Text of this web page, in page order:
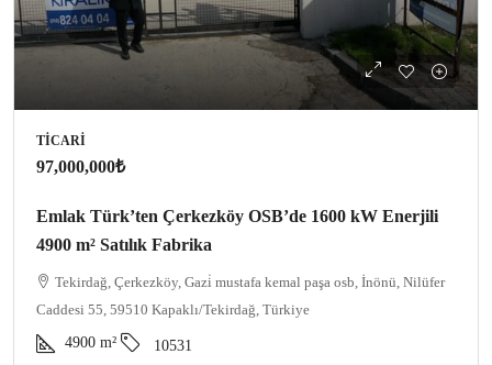
TICARI
97,000,000₺
Emlak Türk’ten Çerkezköy OSB’de 1600 kW Enerjili
4900 m² Satılık Fabrika
Tekirdağ, Çerkezköy, Gazi̇ mustafa kemal paşa osb, İnönü, Nilüfer
Caddesi 55, 59510 Kapaklı/Tekirdağ, Türkiye
4900 m² 10531